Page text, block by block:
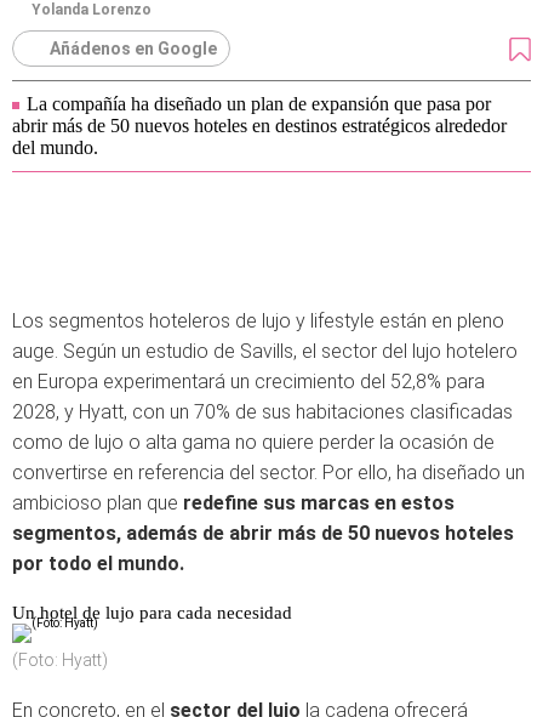
Yolanda Lorenzo
Añádenos en Google
La compañía ha diseñado un plan de expansión que pasa por
abrir más de 50 nuevos hoteles en destinos estratégicos alrededor
del mundo.
Los segmentos hoteleros de lujo y lifestyle están en pleno
auge. Según un estudio de Savills, el sector del lujo hotelero
en Europa experimentará un crecimiento del 52,8% para
2028, y Hyatt, con un 70% de sus habitaciones clasificadas
como de lujo o alta gama no quiere perder la ocasión de
convertirse en referencia del sector. Por ello, ha diseñado un
ambicioso plan que redefine sus marcas en estos
segmentos, además de abrir más de 50 nuevos hoteles
por todo el mundo.
Un hotel de lujo para cada necesidad
(Foto: Hyatt)
En concreto, en el sector del lujo la cadena ofrecerá